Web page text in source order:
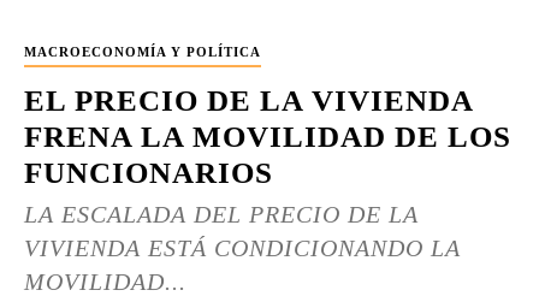
MACROECONOMÍA Y POLÍTICA
EL PRECIO DE LA VIVIENDA
FRENA LA MOVILIDAD DE LOS
FUNCIONARIOS
LA ESCALADA DEL PRECIO DE LA
VIVIENDA ESTÁ CONDICIONANDO LA
MOVILIDAD...